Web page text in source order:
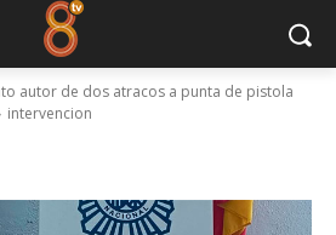
autor de dos atracos a punta de pistola
intervencion